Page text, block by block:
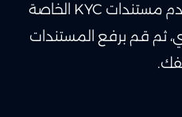
أكمل نموذج التسجيل وقدم مستندات KYC الخاصة
ثم قم برفع المستندات